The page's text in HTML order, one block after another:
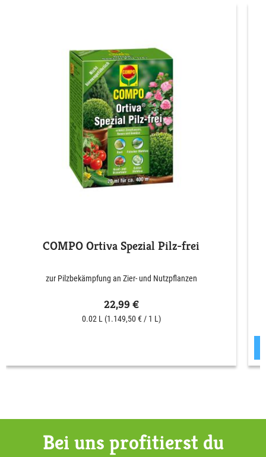
COMPO Ortiva Spezial Pilz-frei
zur Pilzbekämpfung an Zier- und Nutzpflanzen
22,99 €
0.02 L (1.149,50 € / 1 L)
Bei uns profitierst du